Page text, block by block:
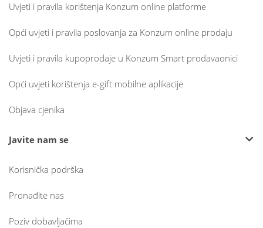
Uvjeti i pravila korištenja Konzum online platforme
Opći uvjeti i pravila poslovanja za Konzum online prodaju
Uvjeti i pravila kupoprodaje u Konzum Smart prodavaonici
Opći uvjeti korištenja e-gift mobilne aplikacije
Objava cjenika
Javite nam se
Korisnička podrška
Pronađite nas
Poziv dobavljačima